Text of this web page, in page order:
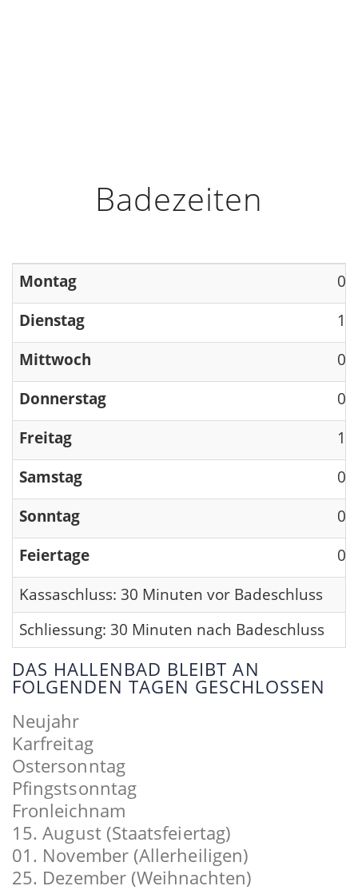
Badezeiten
Montag
Dienstag
Mittwoch
Donnerstag
Freitag
Samstag
Sonntag
Feiertage
Kassaschluss: 30 Minuten vor Badeschluss
Schliessung: 30 Minuten nach Badeschluss
DAS HALLENBAD BLEIBT AN
FOLGENDEN TAGEN GESCHLOSSEN
Neujahr
Karfreitag
Ostersonntag
Pfingstsonntag
Fronleichnam
15. August (Staatsfeiertag)
01. November (Allerheiligen)
25. Dezember (Weihnachten)